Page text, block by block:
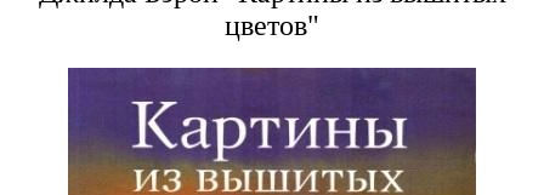
цветов"